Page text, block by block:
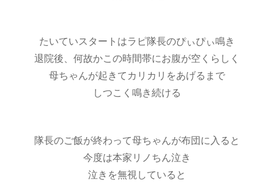
たいていスタートはラピ隊長のぴぃぴぃ鳴き
退院後、何故かこの時間帯にお腹が空くらしく
母ちゃんが起きてカリカリをあげるまで
しつこく鳴き続ける
隊長のご飯が終わって母ちゃんが布団に入ると
今度は本家リノちん泣き
泣きを無視していると